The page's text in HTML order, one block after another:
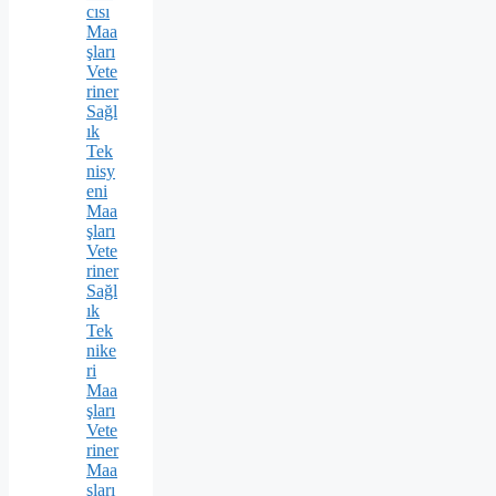
cısı
Maa
şları
Vete
riner
Sağl
ık
Tek
nisy
eni
Maa
şları
Vete
riner
Sağl
ık
Tek
nike
ri
Maa
şları
Vete
riner
Maa
şları